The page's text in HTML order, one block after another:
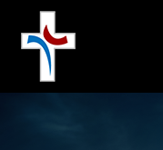
Traži...